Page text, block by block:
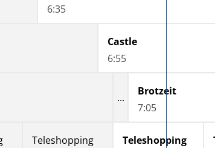
6:35
Castle
6:55
Brotzeit
7:05
Teleshopping
Teleshopping